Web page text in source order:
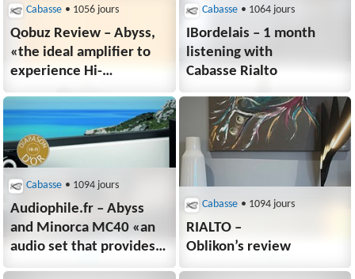
Cabasse • 1056 jours
Qobuz Review – Abyss,
«the ideal amplifier to
experience Hi-
Cabasse • 1064 jours
IBordelais – 1 month
listening with
Cabasse Rialto
Cabasse • 1094 jours
Audiophile.fr – Abyss
and Minorca MC40 «an
audio set that provides
Cabasse • 1094 jours
RIALTO –
Oblikon’s review